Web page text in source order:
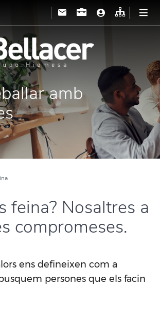
amb
feina? Nosaltres a
compromeses.
ens defineixen com a
persones que els facin